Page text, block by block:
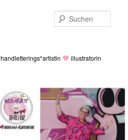
handletterings*artistin illustratorin